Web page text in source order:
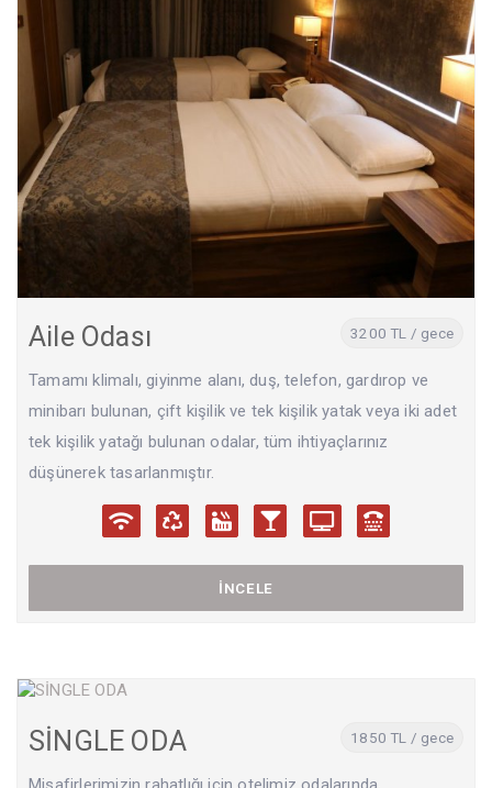
Aile Odası 3200 TL / gece
Tamamı klimalı, giyinme alanı, duş, telefon, gardırop ve
minibarı bulunan, çift kişilik ve tek kişilik yatak veya iki adet
tek kişilik yatağı bulunan odalar, tüm ihtiyaçlarınız
düşünerek tasarlanmıştır.
İNCELE
SİNGLE ODA 1850 TL / gece